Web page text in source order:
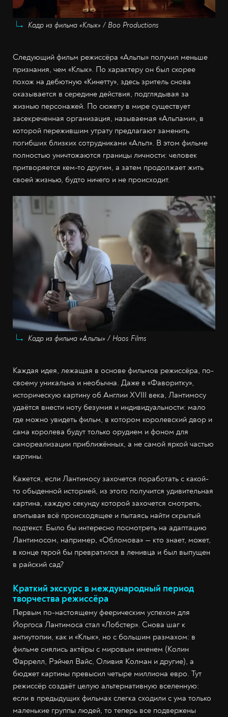
Кадр из фильма «Клык» / Boo Productions
Следующий фильм режиссёра «Альпы» получил меньше
признания, чем «Клык». По характеру он был скорее
похож на дебютную «Кинетту», здесь зритель снова
оказывается в середине действия, подглядывая за
жизнью персонажей. По сюжету в мире существует
засекреченная организация, называемая «Альпами», в
которой пережившим утрату предлагают заменить
погибших близких сотрудниками «Альп». В этом фильме
полностью уничтожаются границы личности: человек
притворяется кем-то другим, а затем продолжает жить
своей жизнью, будто ничего и не происходит.
Кадр из фильма «Альпы» / Haos Films
Каждая идея, лежащая в основе фильмов режиссёра, по-
своему уникальна и необычна. Даже в «Фаворитку»,
историческую картину об Англии XVIII века, Лантимосу
удаётся внести ноту безумия и индивидуальности: мало
где можно увидеть фильм, в котором королевский двор и
сама королева будут только орудием и фоном для
самореализации приближённых, а не самой яркой частью
картины.
Кажется, если Лантимосу захочется поработать с какой-
то обыденной историей, из этого получится удивительная
картина, каждую секунду которой захочется смотреть,
впитывая всё происходящее и пытаясь найти скрытый
подтекст. Было бы интересно посмотреть на адаптацию
Лантимосом, например, «Обломова» — кто знает, может,
в конце герой бы превратился в ленивца и был выпущен
в райский сад?
Краткий экскурс в международный период
творчества режиссёра
Первым по-настоящему феерическим успехом для
Йоргоса Лантимоса стал «Лобстер». Снова шаг к
антиутопии, как и «Клык», но с большим размахом: в
фильме снялись актёры с мировым именем (Колин
Фаррелл, Рэйчел Вайс, Оливия Колман и другие), а
бюджет картины превысил четыре миллиона евро. Тут
режиссёр создаёт целую альтернативную вселенную:
если в предыдущих фильмах слегка сходили с ума только
маленькие группы людей, то теперь все подвержены